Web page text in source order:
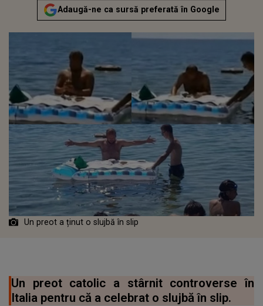
Adaugă-ne ca sursă preferată în Google
Un preot a ținut o slujbă în slip
Un preot catolic a stârnit controverse în
Italia pentru că a celebrat o slujbă în slip.